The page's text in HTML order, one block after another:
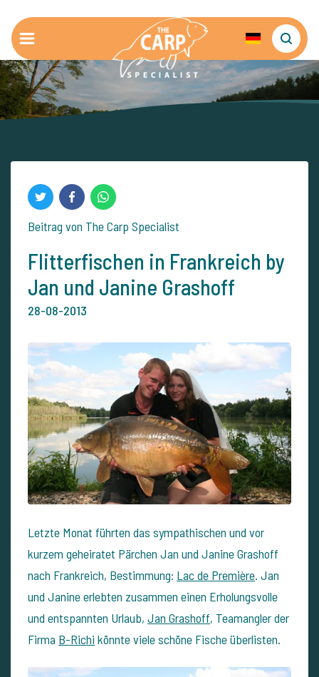
Beitrag von The Carp Specialist
Flitterfischen in Frankreich by
Jan und Janine Grashoff
28-08-2013
Letzte Monat führten das sympathischen und vor
kurzem geheiratet Pärchen Jan und Janine Grashoff
nach Frankreich, Bestimmung: Lac de Première. Jan
und Janine erlebten zusammen einen Erholungsvolle
und entspannten Urlaub, Jan Grashoff, Teamangler der
Firma B-Richi könnte viele schöne Fische überlisten.